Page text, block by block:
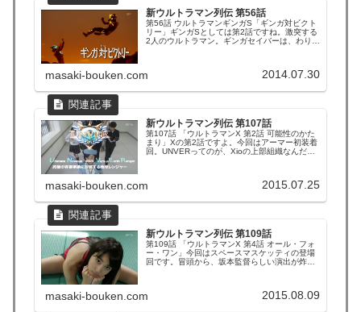
新ウルトラマン列伝 第56話
第56話 ウルトラマンギンガS「ギンガ対ビクト
リー」ギンガSとしては第2話ですね。激突する
2人のウルトラマン。ギンガセイバーは、わりと
滅しちゃったよ。...
masaki-bouken.com 2014.07.30
新ウルトラマン列伝 第107話
第107話 「ウルトラマンX 第2話 可能性のかた
まり」Xの第2話ですよ。今回はアーマー初装着
回。UNVERってのが、Xioの上部組織なんだ。
masaki-bouken.com 2015.07.25
新ウルトラマン列伝 第109話
第109話 「ウルトラマンX 第4話 オール・フォ
ー・ワン」今回はスペースマスケッティの登場
回です。冒頭から、坂本監督らしい演出が炸裂
ギンガみたいだな...
masaki-bouken.com 2015.08.09